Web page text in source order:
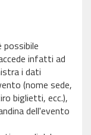
infatti ad
i dati
(nome sede,
biglietti, ecc.),
dell'evento